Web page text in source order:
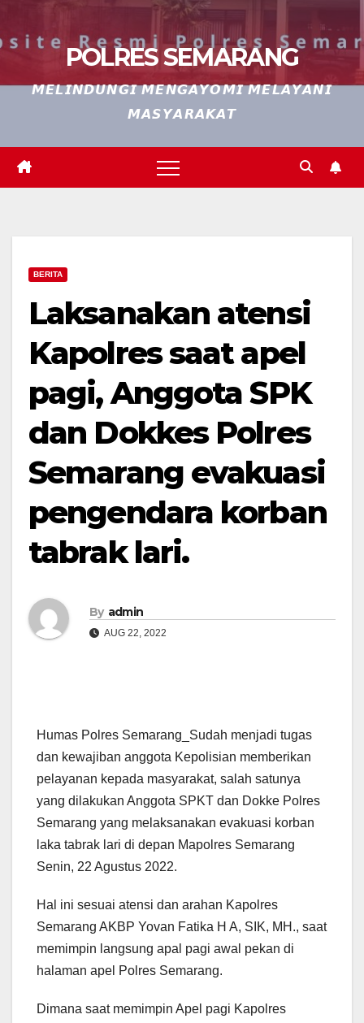
POLRES SEMARANG
𝙈𝙀𝙇𝙄𝙉𝘿𝙐𝙉𝙂𝙄 𝙈𝙀𝙉𝙂𝘼𝙔𝙊𝙈𝙄 𝙈𝙀𝙇𝘼𝙔𝘼𝙉𝙄
𝙈𝘼𝙎𝙔𝘼𝙍𝘼𝙆𝘼𝙏
BERITA
Laksanakan atensi
Kapolres saat apel
pagi, Anggota SPK
dan Dokkes Polres
Semarang evakuasi
pengendara korban
tabrak lari.
By admin
AUG 22, 2022
Humas Polres Semarang_Sudah menjadi tugas
dan kewajiban anggota Kepolisian memberikan
pelayanan kepada masyarakat, salah satunya
yang dilakukan Anggota SPKT dan Dokke Polres
Semarang yang melaksanakan evakuasi korban
laka tabrak lari di depan Mapolres Semarang
Senin, 22 Agustus 2022.
Hal ini sesuai atensi dan arahan Kapolres
Semarang AKBP Yovan Fatika H A, SIK, MH., saat
memimpin langsung apal pagi awal pekan di
halaman apel Polres Semarang.
Dimana saat memimpin Apel pagi Kapolres